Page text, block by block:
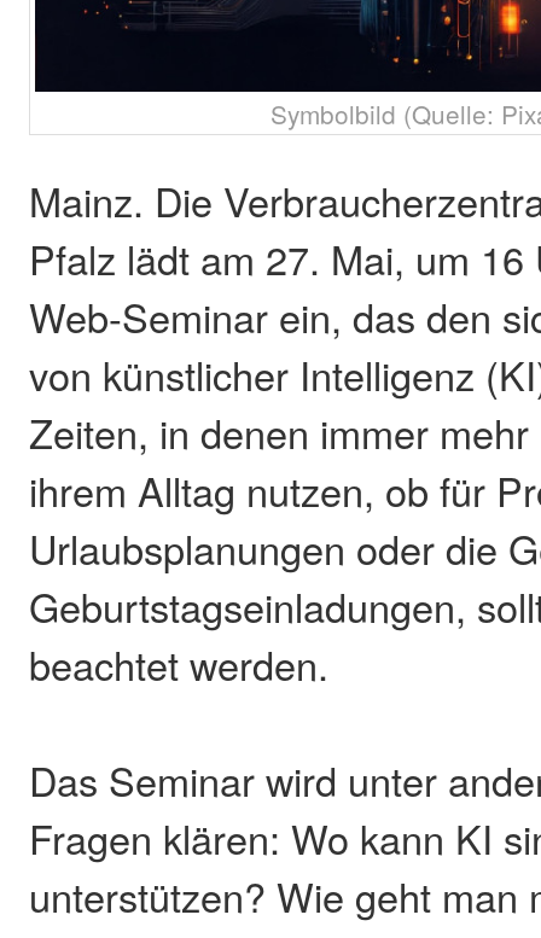
Symbolbild (Quelle:
Mainz. Die
Pfalz lädt am 27. Mai, um 16
Web-Seminar ein, das den
von künstlicher Intelligenz
Zeiten, in denen immer
ihrem Alltag nutzen, ob für
Urlaubsplanungen oder die
Geburtstagseinladungen,
beachtet werden.
Das Seminar wird unter
Fragen klären: Wo kann KI
unterstützen? Wie geht man